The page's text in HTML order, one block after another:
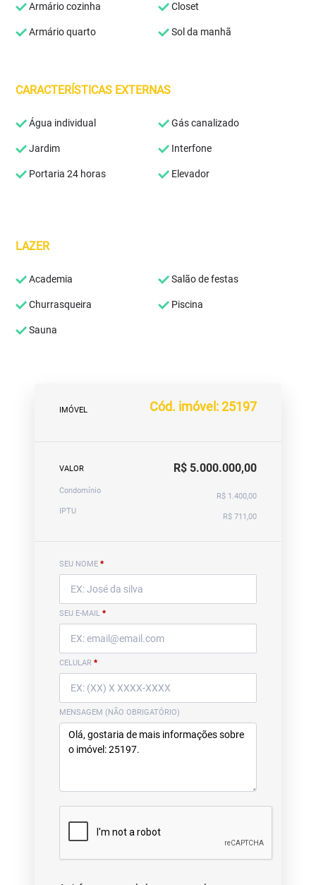
Armário cozinha Closet
Armário quarto Sol da manhã
CARACTERÍSTICAS EXTERNAS
Água individual Gás canalizado
Jardim Interfone
Portaria 24 horas Elevador
LAZER
Academia Salão de festas
Churrasqueira Piscina
Sauna
IMÓVEL Cód. imóvel: 25197
VALOR R$ 5.000.000,00
Condomínio
R$ 1.400,00
IPTU
R$ 711,00
SEU NOME *
SEU E-MAIL *
CELULAR *
MENSAGEM (NÃO OBRIGATÓRIO)